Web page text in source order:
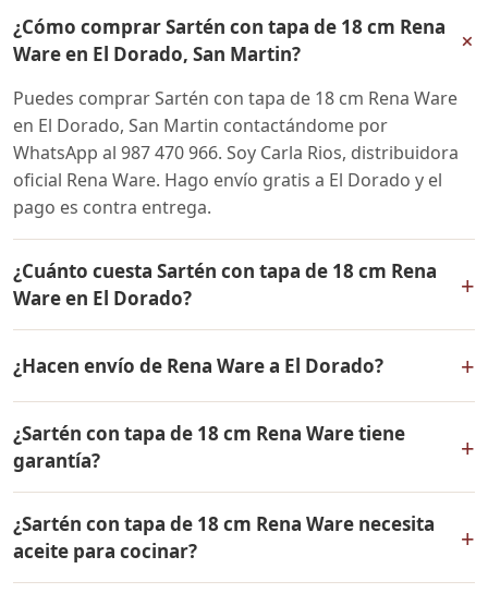
¿Cómo comprar Sartén con tapa de 18 cm Rena
Ware en El Dorado, San Martin?
+
Puedes comprar Sartén con tapa de 18 cm Rena Ware
en El Dorado, San Martin contactándome por
WhatsApp al 987 470 966. Soy Carla Rios, distribuidora
oficial Rena Ware. Hago envío gratis a El Dorado y el
pago es contra entrega.
¿Cuánto cuesta Sartén con tapa de 18 cm Rena
Ware en El Dorado?
+
mismo en todo el Perú. Contáctame por WhatsApp para
conocer el precio actual, promociones disponibles y
facilidades de pago en cuotas desde el 10% de inicial.
¿Hacen envío de Rena Ware a El Dorado? +
Rena Ware a El Dorado, San Martin y a todo el Perú. El
pago es contra entrega.
¿Sartén con tapa de 18 cm Rena Ware tiene
garantía?
+
de por vida contra defectos de fabricación. Todos los
productos Rena Ware están fabricados en acero
inoxidable quirúrgico 18/10 de la más alta calidad.
¿Sartén con tapa de 18 cm Rena Ware necesita
aceite para cocinar?
+